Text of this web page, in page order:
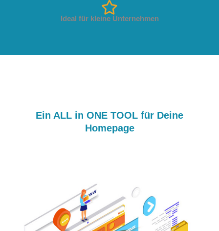
Ideal für kleine Unternehmen
Ein ALL in ONE TOOL für Deine
Homepage